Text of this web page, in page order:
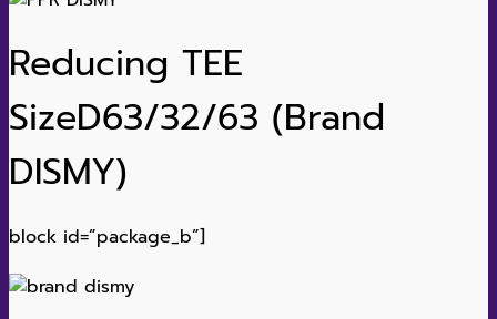
Reducing TEE
SizeD63/32/63 (Brand
DISMY)
block id=”package_b”]